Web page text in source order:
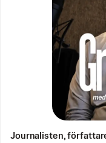
Journalisten,